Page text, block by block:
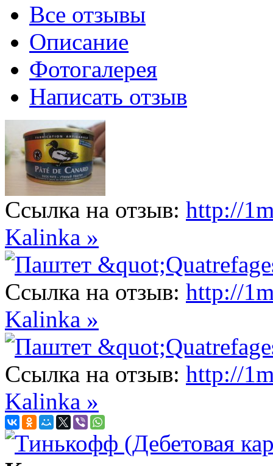
Все отзывы
Описание
Фотогалерея
Написать отзыв
Ссылка на отзыв: http://
Kalinka »
Ссылка на отзыв: http://
Kalinka »
Ссылка на отзыв: http://
Kalinka »